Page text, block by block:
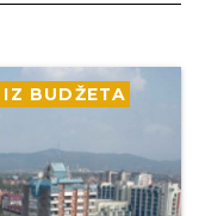
IZ BUDŽETA